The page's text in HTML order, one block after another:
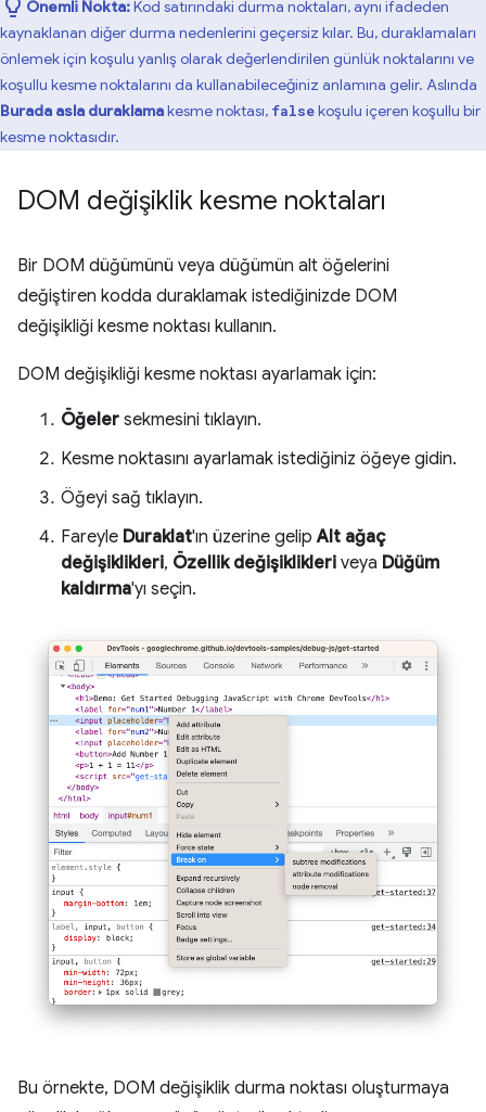
Önemli Nokta:Kod satırındaki durma noktaları, aynı ifadeden
kaynaklanan diğer durma nedenlerini geçersiz kılar. Bu, duraklamaları
önlemek için koşulu yanlış olarak değerlendirilen günlük noktalarını ve
koşullu kesme noktalarını da kullanabileceğiniz anlamına gelir. Aslında
Burada asla duraklamakesme noktası, falsekoşulu içeren koşullu bir
kesme noktasıdır.
DOM değişiklik kesme noktaları
Bir DOM düğümünü veya düğümün alt öğelerini
değiştiren kodda duraklamak istediğinizde DOM
değişikliği kesme noktası kullanın.
DOM değişikliği kesme noktası ayarlamak için:
Öğeler sekmesini tıklayın.
Kesme noktasını ayarlamak istediğiniz öğeye gidin.
Öğeyi sağ tıklayın.
Fareyle Duraklat'ın üzerine gelipAlt ağaç
değişiklikleri, Özellik değişiklikleri veya Düğüm
kaldırma'yı seçin.
Bu örnekte, DOM değişiklik durma noktası oluşturmaya